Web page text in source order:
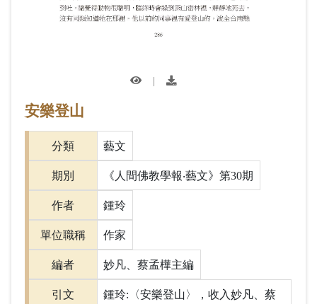
|
安樂登山
分類 藝文
期別 《人間佛教學報‧藝文》第30期
作者 鍾玲
單位職稱 作家
編者 妙凡、蔡孟樺主編
引文
鍾玲:〈安樂登山〉，收入妙凡、蔡